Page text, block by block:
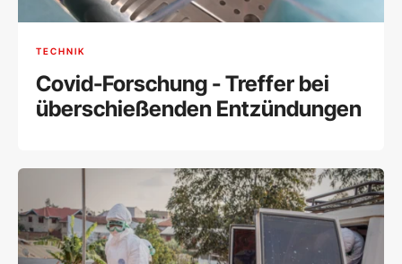
TECHNIK
Covid-Forschung - Treffer bei
überschießenden Entzündungen